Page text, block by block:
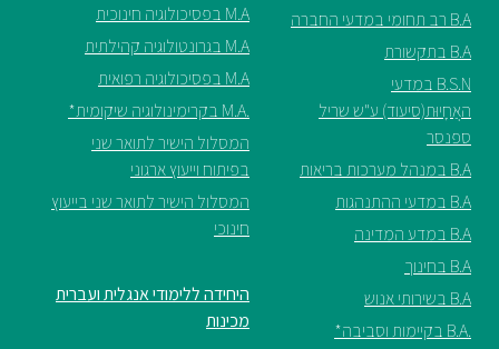
B.A רב תחומי במדעי החברה
B.A בתקשורת
B.S.N במדעי
האֲחָיוּת(סיעוד) ע"ש שריל
ספנסר
B.A במנהל מערכות בריאות
B.A במדעי ההתנהגות
B.A במדע המדינה
B.A בחינוך
B.A בשירותי אנוש
.B.A בקיימות וסביבה*
M.A בפסיכולוגיה חינוכית
M.A בגרונטולוגיה קהילתית
M.A בפסיכולוגיה רפואית
.M.A בקרימינולוגיה שיקומית*
המסלול הישיר לתואר שני
בפיתוח וייעוץ ארגוני
המסלול הישיר לתואר שני בייעוץ
חינוכי
היחידה ללימודי אנגלית ועברית
מכינות